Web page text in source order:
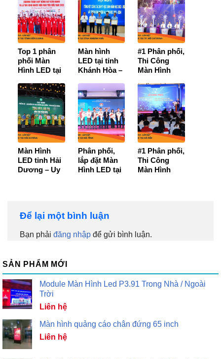
Top 1 phân
phối Màn
Hình LED tại
[Chính hãng,
Giá rẻ, nhiều
mẫu mới
nhất]
Màn hình
LED tại tỉnh
Khánh Hòa –
chính hãng,
Giá Tốt nhất,
Bảo hành 3
năm sử dụng
#1 Phân phối,
Thi Công
Màn Hình
Hồ Chí
Minh【Ưu
Đãi Cực Tốt
+ Bảo Hành
chính hãng
36 tháng】
Màn Hình
LED tỉnh Hải
Dương – Uy
Phân phối,
lắp đặt Màn
Hình LED tại
#1 Phân phối,
Thi Công
Màn Hình
Để lại một bình luận
Bạn phải đăng nhập để gửi bình luận.
SẢN PHẨM MỚI
Module Màn Hình Led P3.91 Trong Nhà / Ngoài
Trời
Liên hệ
Màn hình quảng cáo chân đứng 65 inch
Liên hệ